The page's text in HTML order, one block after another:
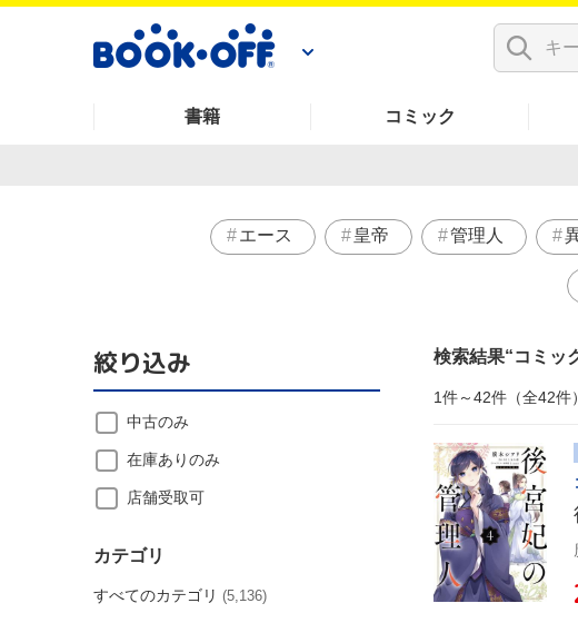
書籍 コミック
エース 皇帝 管理人
検索結果 コミッ
1件～42件（全42件）
絞り込み
中古のみ
在庫ありのみ
店舗受取可
カテゴリ
すべてのカテゴリ (5,136)